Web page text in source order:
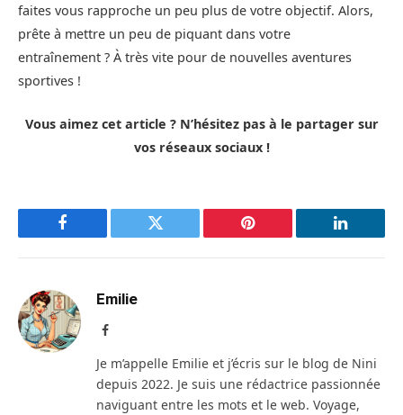
faites vous rapproche un peu plus de votre objectif. Alors,
prête à mettre un peu de piquant dans votre
entraînement ? À très vite pour de nouvelles aventures
sportives !
Vous aimez cet article ? N’hésitez pas à le partager sur
vos réseaux sociaux !
Facebook Twitter Pinterest LinkedIn
Emilie
Facebook
Je m’appelle Emilie et j’écris sur le blog de Nini
depuis 2022. Je suis une rédactrice passionnée
naviguant entre les mots et le web. Voyage,